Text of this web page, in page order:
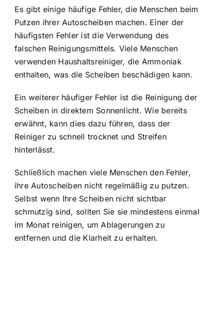
Es gibt einige häufige Fehler, die Menschen beim
Putzen ihrer Autoscheiben machen. Einer der
häufigsten Fehler ist die Verwendung des
falschen Reinigungsmittels. Viele Menschen
verwenden Haushaltsreiniger, die Ammoniak
enthalten, was die Scheiben beschädigen kann.
Ein weiterer häufiger Fehler ist die Reinigung der
Scheiben in direktem Sonnenlicht. Wie bereits
erwähnt, kann dies dazu führen, dass der
Reiniger zu schnell trocknet und Streifen
hinterlässt.
Schließlich machen viele Menschen den Fehler,
ihre Autoscheiben nicht regelmäßig zu putzen.
Selbst wenn Ihre Scheiben nicht sichtbar
schmutzig sind, sollten Sie sie mindestens einmal
im Monat reinigen, um Ablagerungen zu
entfernen und die Klarheit zu erhalten.